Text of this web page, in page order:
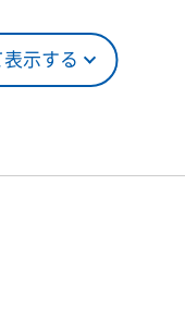
表示する